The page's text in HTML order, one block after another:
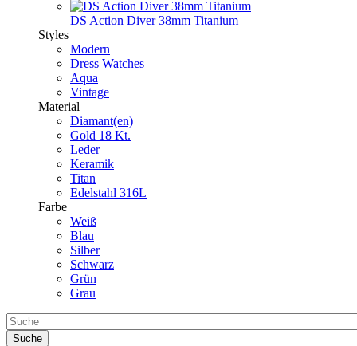
DS Action Diver 38mm Titanium
Styles
Modern
Dress Watches
Aqua
Vintage
Material
Diamant(en)
Gold 18 Kt.
Leder
Keramik
Titan
Edelstahl 316L
Farbe
Weiß
Blau
Silber
Schwarz
Grün
Grau
Suche